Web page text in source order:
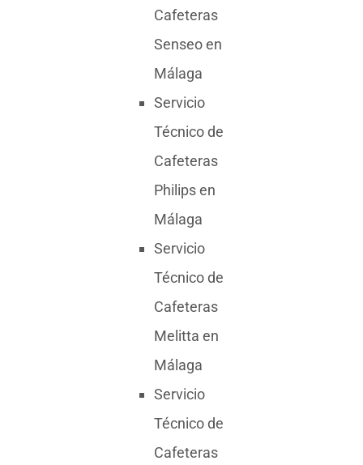
Cafeteras
Senseo en
Málaga
Servicio
Técnico de
Cafeteras
Philips en
Málaga
Servicio
Técnico de
Cafeteras
Melitta en
Málaga
Servicio
Técnico de
Cafeteras